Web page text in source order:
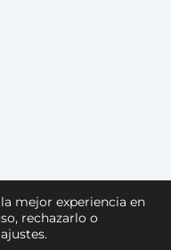
mejor experiencia en
rechazarlo o